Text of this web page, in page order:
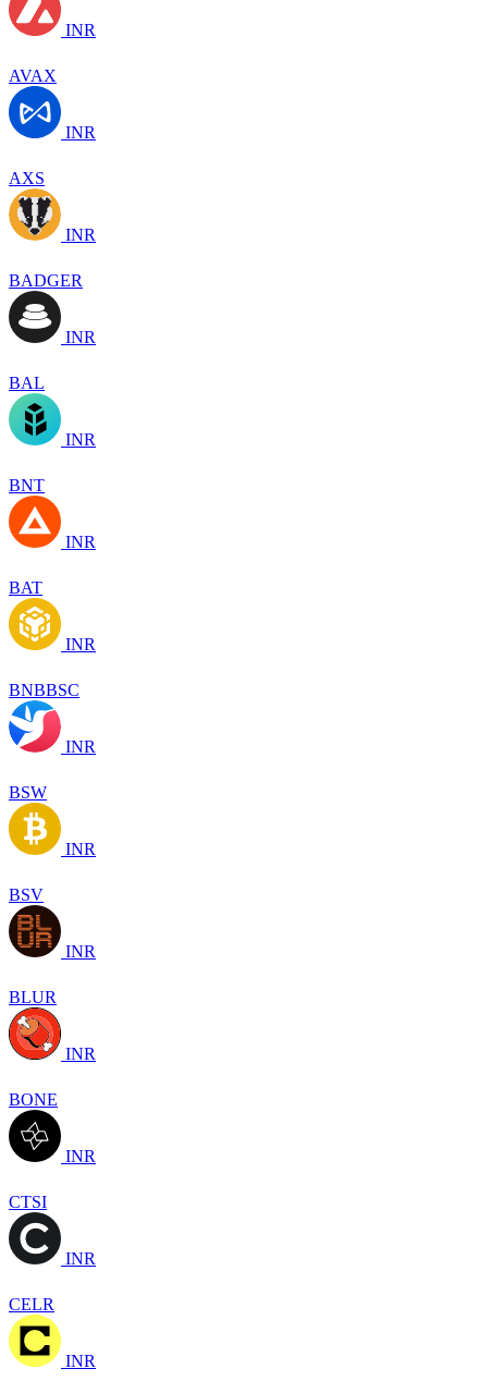
INR
AVAX
INR
AXS
INR
BADGER
INR
BAL
INR
BNT
INR
BAT
INR
BNBBSC
INR
BSW
INR
BSV
INR
BLUR
INR
BONE
INR
CTSI
INR
CELR
INR